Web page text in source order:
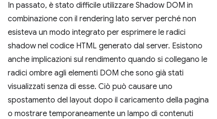
In passato, è stato difficile utilizzare Shadow DOM in
combinazione con il rendering lato server perché non
esisteva un modo integrato per esprimere le radici
shadow nel codice HTML generato dal server. Esistono
anche implicazioni sul rendimento quando si collegano le
radici ombre agli elementi DOM che sono già stati
visualizzati senza di esse. Ciò può causare uno
spostamento del layout dopo il caricamento della pagina
o mostrare temporaneamente un lampo di contenuti